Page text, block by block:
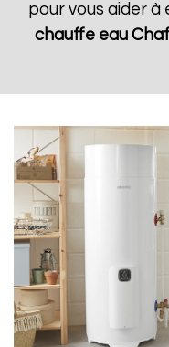
pour vous aider
chauffe eau